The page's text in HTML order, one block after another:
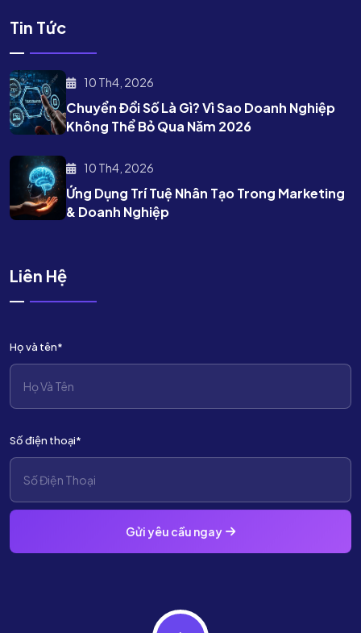
Tin Tức
10 Th4, 2026
Chuyển Đổi Số Là Gì? Vì Sao Doanh Nghiệp
Không Thể Bỏ Qua Năm 2026
10 Th4, 2026
Ứng Dụng Trí Tuệ Nhân Tạo Trong Marketing
& Doanh Nghiệp
Liên Hệ
Họ và tên*
Số điện thoại*
Gửi yêu cầu ngay